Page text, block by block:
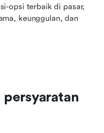
opsi terbaik di pasar,
keunggulan, dan